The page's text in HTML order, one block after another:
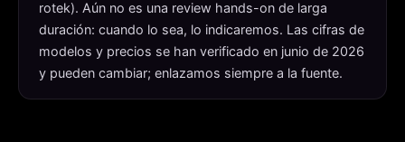
rotek). Aún no es una review hands-on de larga
duración: cuando lo sea, lo indicaremos. Las cifras de
modelos y precios se han verificado en junio de 2026
y pueden cambiar; enlazamos siempre a la fuente.